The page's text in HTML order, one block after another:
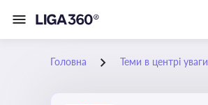
Головна Теми в центрі уваги